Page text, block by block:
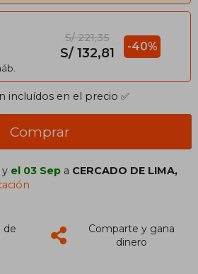
S/ 221,35
S/ 132,81 -40%
incluídos en el precio ✅
Comprar
y el 03 Sep a CERCADO DE LIMA,
de
Comparte y gana
dinero